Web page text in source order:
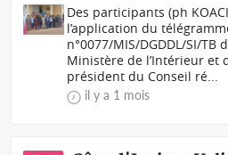
Des participants (ph
l’application du
n°0077/MIS/DGDDL/SI/TB
Ministère de l’Intérieur et
président du Conseil ré...
il y a 1 mois